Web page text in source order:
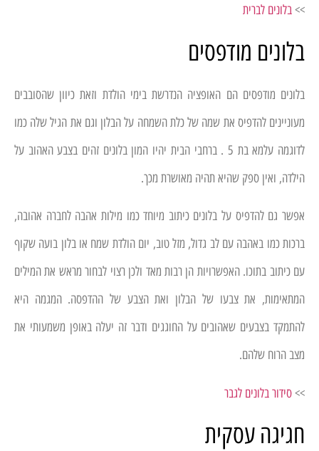
>>בלונים לברית
בלונים מודפסים
בלונים מודפסים הם האופציה הנדרשת בימי הולדת וזאת כיוון שהסובבים
מעוניינים להדפיס את שמה של כלת השמחה על הבלון וגם את הגיל שלה כמו
לדוגמה עלמא בת 5 . ברחבי הבית יהיו המון בלונים זהים בצבע האהוב על
הילדה, ואין ספק שהיא תהיה מאושרת מכך.
אפשר גם להדפיס על בלונים כיתוב מיוחד כמו מילות אהבה לחברה אהובה,
ברכות כמו באהבה עם לב גדול, מזל טוב, יום הולדת שמח או בלון בועה שקוף
עם כיתוב בתוכו. האפשרויות הן רבות מאד ולכן רצוי לבחור מראש את המילים
המתאימות, את צבעו של הבלון ואת הצבע של ההדפסה. המגמה היא
להתמקד בצבעים שאהובים על החוגגים ודבר זה יעלה באופן משמעותי את
מצב הרוח שלהם.
>>סידור בלונים לגבר
חגיגה עסקית